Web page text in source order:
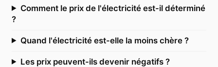
Comment le prix de l'électricité est-il déterminé
?
Quand l'électricité est-elle la moins chère ?
Les prix peuvent-ils devenir négatifs ?